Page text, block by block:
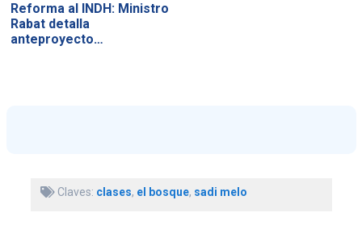
Reforma al INDH: Ministro
Rabat detalla
anteproyecto…
Claves: clases, el bosque, sadi melo